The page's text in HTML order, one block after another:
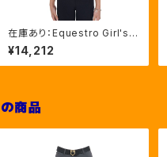
在庫あり：Equestro Girl's
Ready To The Party Ｔシ
ャツ ラインストーンTシャツ（E
TKA00249）
¥14,212
商品